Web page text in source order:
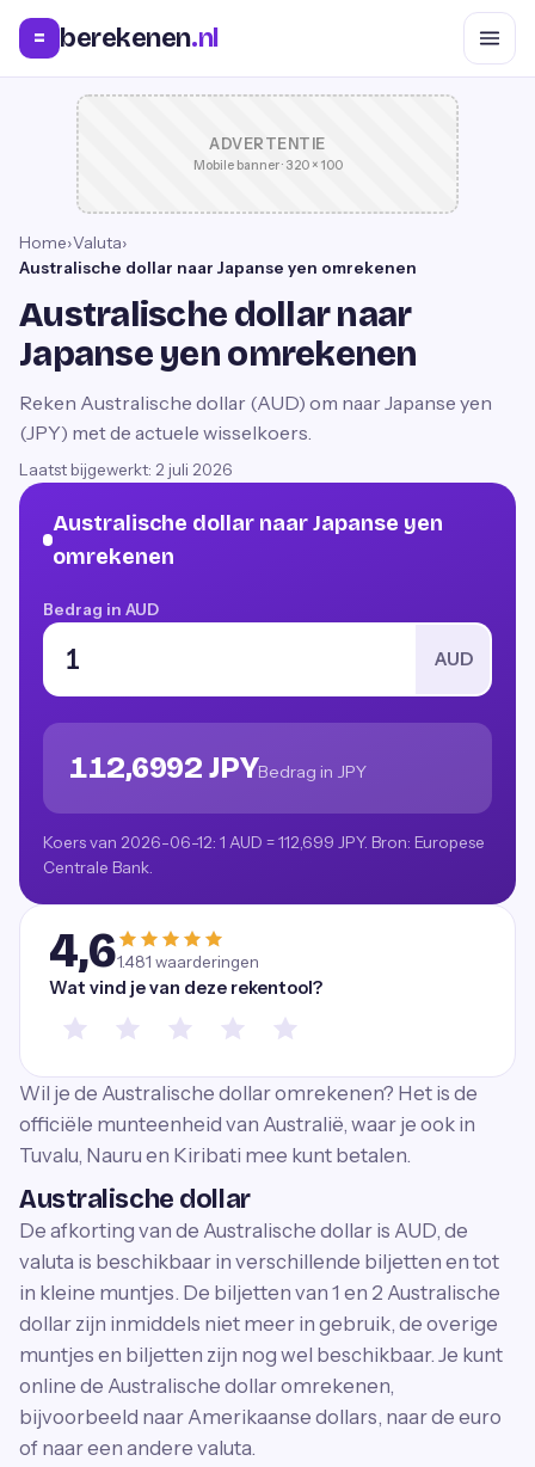
= berekenen.nl
ADVERTENTIE
Mobile banner · 320 × 100
Home›Valuta›
Australische dollar naar Japanse yen omrekenen
Australische dollar naar
Japanse yen omrekenen
Reken Australische dollar (AUD) om naar Japanse yen
(JPY) met de actuele wisselkoers.
Laatst bijgewerkt: 2 juli 2026
Australische dollar naar Japanse yen
omrekenen
Bedrag in AUD
AUD
112,6992 JPYBedrag in JPY
Koers van 2026-06-12: 1 AUD = 112,699 JPY. Bron: Europese
Centrale Bank.
4,61.481 waarderingen
Wat vind je van deze rekentool?
Wil je de Australische dollar omrekenen? Het is de
officiële munteenheid van Australië, waar je ook in
Tuvalu, Nauru en Kiribati mee kunt betalen.
Australische dollar
De afkorting van de Australische dollar is AUD, de
valuta is beschikbaar in verschillende biljetten en tot
in kleine muntjes. De biljetten van 1 en 2 Australische
dollar zijn inmiddels niet meer in gebruik, de overige
muntjes en biljetten zijn nog wel beschikbaar. Je kunt
online de Australische dollar omrekenen,
bijvoorbeeld naar Amerikaanse dollars, naar de euro
of naar een andere valuta.